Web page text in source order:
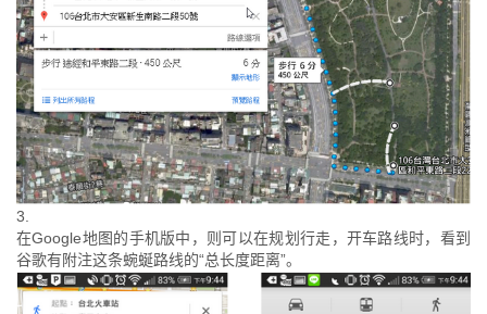
3.
在Google地图的手机版中，则可以在规划行走，开车路线时，看到
谷歌有附注这条蜿蜒路线的“总长度距离”。